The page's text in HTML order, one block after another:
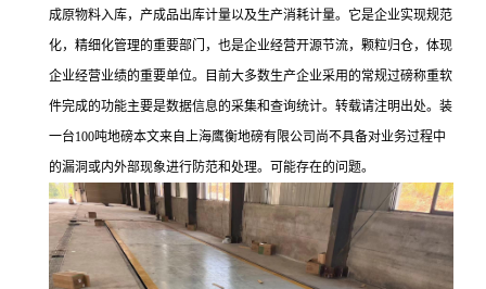
成原物料入库，产成品出库计量以及生产消耗计量。它是企业实现规范
化，精细化管理的重要部门，也是企业经营开源节流，颗粒归仓，体现
企业经营业绩的重要单位。目前大多数生产企业采用的常规过磅称重软
件完成的功能主要是数据信息的采集和查询统计。转载请注明出处。装
一台100吨地磅本文来自上海鹰衡地磅有限公司尚不具备对业务过程中
的漏洞或内外部现象进行防范和处理。可能存在的问题。